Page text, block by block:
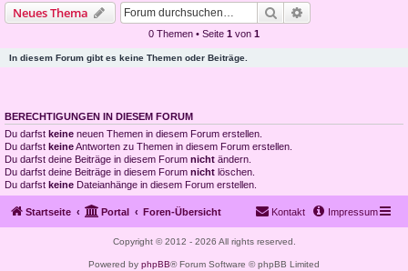
Neues Thema Suche
0 Themen • Seite 1 von 1
In diesem Forum gibt es keine Themen oder Beiträge.
BERECHTIGUNGEN IN DIESEM FORUM
Du darfst keine neuen Themen in diesem Forum erstellen.
Du darfst keineAntworten zu Themen in diesem Forum erstellen.
Du darfst deine Beiträge in diesem Forum nicht ändern.
Du darfst deine Beiträge in diesem Forum nicht löschen.
Du darfst keine Dateianhänge in diesem Forum erstellen.
Startseite Portal Foren-Übersicht Impressum
Kontakt
Copyright © 2012 - 2026 All rights reserved.
Powered by phpBB® Forum Software © phpBB Limited